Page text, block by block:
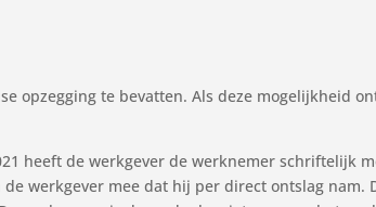
opzegging te bevatten. Als deze mogelijkheid
heeft de werkgever de werknemer schriftelijk
werkgever mee dat hij per direct ontslag nam.